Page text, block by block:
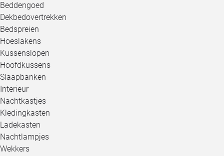
Beddengoed
Dekbedovertrekken
Bedspreien
Hoeslakens
Kussenslopen
Hoofdkussens
Slaapbanken
Interieur
Nachtkastjes
Kledingkasten
Ladekasten
Nachtlampjes
Wekkers